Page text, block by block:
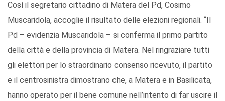
Così il segretario cittadino di Matera del Pd, Cosimo
Muscaridola, accoglie il risultato delle elezioni regionali. “Il
Pd – evidenzia Muscaridola – si conferma il primo partito
della città e della provincia di Matera. Nel ringraziare tutti
gli elettori per lo straordinario consenso ricevuto, il partito
e il centrosinistra dimostrano che, a Matera e in Basilicata,
hanno operato per il bene comune nell’intento di far uscire il